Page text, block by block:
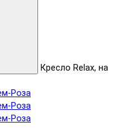
Кресло Relax, на